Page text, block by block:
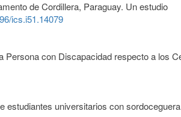
de Cordillera, Paraguay. Un estudio
ics.i51.14079
Persona con Discapacidad respecto a los
estudiantes universitarios con